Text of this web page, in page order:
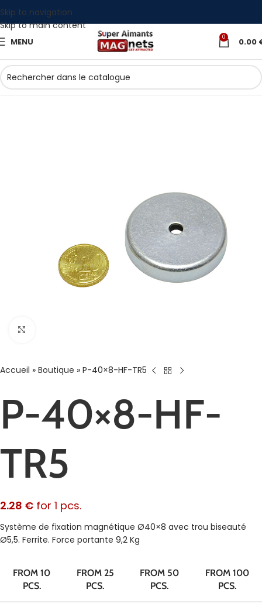
Skip to navigation
Skip to main content
MENU 0 0.00
Accueil » Boutique » P-40×8-HF-TR5
P-40×8-HF-
TR5
2.28 € for 1 pcs.
Système de fixation magnétique Ø40×8 avec trou biseauté
Ø5,5. Ferrite. Force portante 9,2 Kg
FROM 10
PCS.
FROM 25
PCS.
FROM 50
PCS.
FROM 100
PCS.